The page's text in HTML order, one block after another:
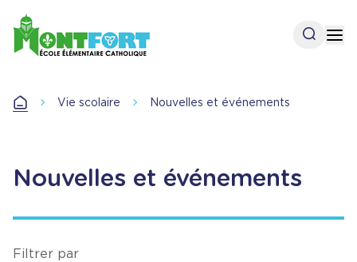
au
contenu
principal
Open
Accueil Vie scolaire Nouvelles et événements
Nouvelles et événements
Filtrer par